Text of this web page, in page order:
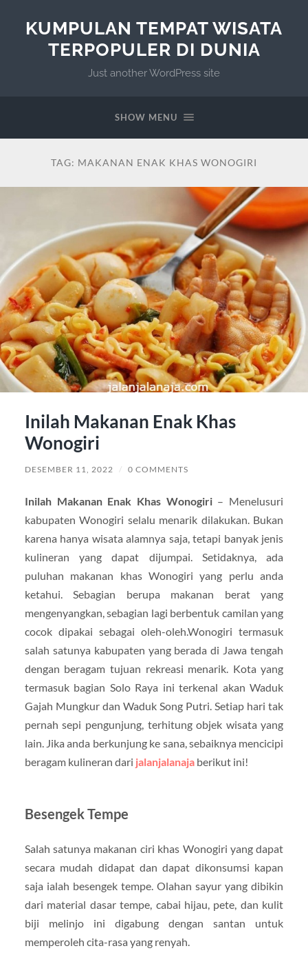
KUMPULAN TEMPAT WISATA
TERPOPULER DI DUNIA
Just another WordPress site
SHOW MENU
TAG: MAKANAN ENAK KHAS WONOGIRI
Inilah Makanan Enak Khas
Wonogiri
DESEMBER 11, 2022 / 0 COMMENTS
Inilah Makanan Enak Khas Wonogiri– Menelusuri
kabupaten Wonogiri selalu menarik dilakukan. Bukan
karena hanya wisata alamnya saja, tetapi banyak jenis
kulineran yang dapat dijumpai. Setidaknya, ada
puluhan makanan khas Wonogiri yang perlu anda
ketahui. Sebagian berupa makanan berat yang
mengenyangkan, sebagian lagi berbentuk camilan yang
cocok dipakai sebagai oleh-oleh.Wonogiri termasuk
salah satunya kabupaten yang berada di Jawa tengah
dengan beragam tujuan rekreasi menarik. Kota yang
termasuk bagian Solo Raya ini terkenal akan Waduk
Gajah Mungkur dan Waduk Song Putri. Setiap hari tak
pernah sepi pengunjung, terhitung objek wisata yang
lain. Jika anda berkunjung ke sana, sebaiknya mencicipi
beragam kulineran dari jalanjalanajaberikut ini!
Besengek Tempe
Salah satunya makanan ciri khas Wonogiri yang dapat
secara mudah didapat dan dapat dikonsumsi kapan
saja ialah besengek tempe. Olahan sayur yang dibikin
dari material dasar tempe, cabai hijau, pete, dan kulit
biji melinjo ini digabung dengan santan untuk
memperoleh cita-rasa yang renyah.